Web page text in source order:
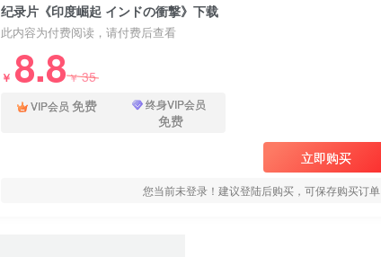
纪录片《印度崛起 インドの衝撃》下载
此内容为付费阅读，请付费后查看
￥ 8.8￥35
VIP会员 免费 终身VIP会员
免费
立即购买
您当前未登录！建议登陆后购买，可保存购买订单